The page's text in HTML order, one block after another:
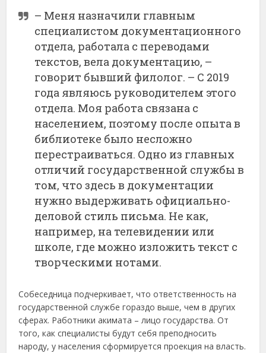
– Меня назначили главным
специалистом документационного
отдела, работала с переводами
текстов, вела документацию, –
говорит бывший филолог. – С 2019
года являюсь руководителем этого
отдела. Моя работа связана с
населением, поэтому после опыта в
библиотеке было несложно
перестраиваться. Одно из главных
отличий государственной службы в
том, что здесь в документации
нужно выдерживать официально-
деловой стиль письма. Не как,
например, на телевидении или
школе, где можно изложить текст с
творческими нотами.
Собеседница подчеркивает, что ответственность на
государственной службе гораздо выше, чем в других
сферах. Работники акимата – лицо государства. От
того, как специалисты будут себя преподносить
народу, у населения сформируется проекция на власть.